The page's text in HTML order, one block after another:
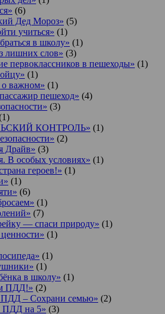
(6)
Дед Мороз» (5)
учиться» (1)
в школу» (1)
лишних слов» (3)
первоклассников в пешеходы» (1)
(1)
о важном» (1)
пешеход» (4)
(3)
КОНТРОЛЬ» (1)
(2)
Драйв» (3)
В особых условиях» (1)
героев!» (1)
(1)
(6)
(1)
(7)
— спаси природу» (1)
(1)
(1)
(1)
в школу» (1)
ПДД!» (2)
– Сохрани семью» (2)
ПДД на 5» (3)